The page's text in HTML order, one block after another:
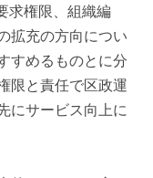
求権限、組織編
拡充の方向につい
すめるものとに分
限と責任で区政運
にサービス向上に